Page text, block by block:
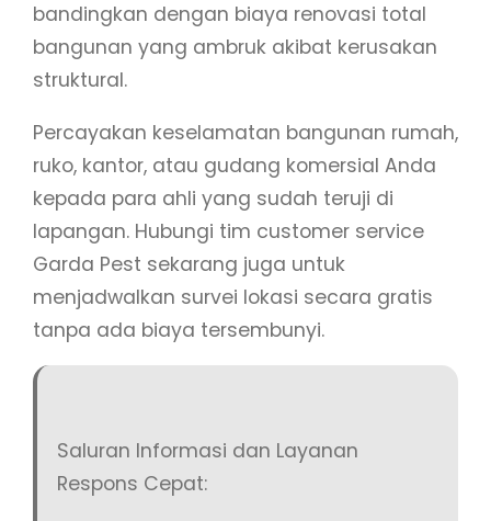
bandingkan dengan biaya renovasi total
bangunan yang ambruk akibat kerusakan
struktural.
Percayakan keselamatan bangunan rumah,
ruko, kantor, atau gudang komersial Anda
kepada para ahli yang sudah teruji di
lapangan. Hubungi tim customer service
Garda Pest sekarang juga untuk
menjadwalkan survei lokasi secara gratis
tanpa ada biaya tersembunyi.
Saluran Informasi dan Layanan
Respons Cepat: